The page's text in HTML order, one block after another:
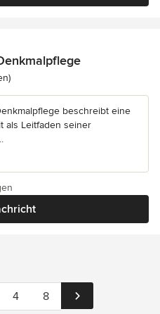
von 5 Sternen
beschreibt eine
als Leitfaden seiner
4 8